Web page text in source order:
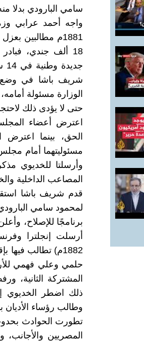
سامي البارودي بدلا
1881م مطالبين
18 ألف جندي،
شريف باشا في وضع
الوزارة مسئولة
حتى لا يؤدى ذلك
اعترض أعضاء
الحق، بينما اعترض
مسئوليتهما أمام
وأرسلتا للخديوي
المصاعب الداخلية
قدم شريف باشا
لمحمود سامي
برنامجًا للإصلاح،
1882م) تطالب
حلمي وعلي فهمي
المشتركة الثانية،
ذلك اضطر الخديوي
وطالب رؤساء الأديان
المصريين